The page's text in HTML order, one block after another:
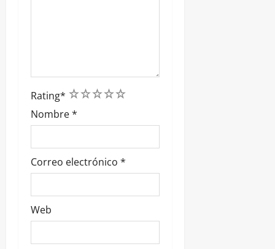
Rating* 5
4
3
2
1
Nombre*
Correo electrónico *
Web